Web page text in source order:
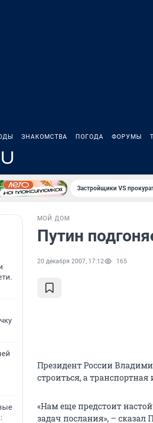
ЗНАКОМСТВА ПОГОДА ФОРУМЫ
Застройщики VS
МОЙ ДОМ
Путин
20 декабря 2007, 17:12 165
Президент России
строиться, а
«Нам еще предстоит
задач послания», – сказал